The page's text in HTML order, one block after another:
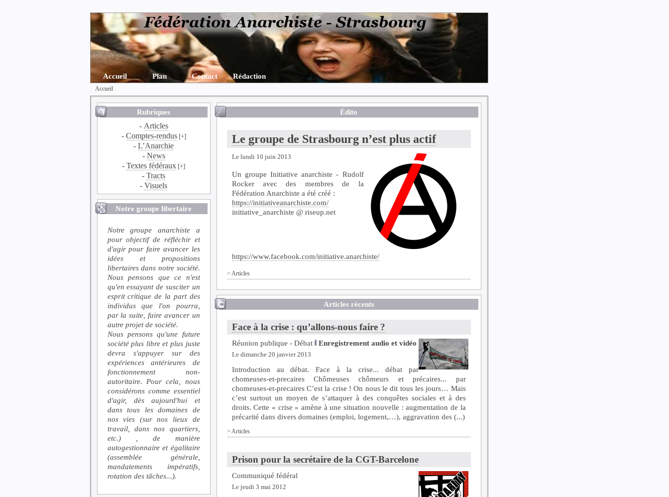
Accueil Plan Contact Rédaction
Accueil
Rubriques
- Articles
- Comptes-rendus[+]
-L’Anarchie
- News
-Textes fédéraux [+]
-Tracts
-Visuels
Notre groupe libertaire
Notre groupe anarchiste a
pour objectif de réfléchir et
d'agir pour faire avancer les
idées et propositions
libertaires dans notre société.
Nous pensons que ce n'est
qu'en essayant de susciter un
esprit critique de la part des
individus que l'on pourra,
par la suite, faire avancer un
autre projet de société.
Nous pensons qu'une future
société plus libre et plus juste
devra s'appuyer sur des
expériences antérieures de
fonctionnement non-
autoritaire. Pour cela, nous
considérons comme essentiel
d'agir, dès aujourd'hui et
dans tous les domaines de
nos vies (sur nos lieux de
travail, dans nos quartiers,
etc.) , de manière
autogestionnaire et égalitaire
(assemblée générale,
mandatements impératifs,
rotation des tâches...).
Édito
Le groupe de Strasbourg n’est plus actif
Le lundi 10 juin 2013
Un groupe Initiative anarchiste - Rudolf
Rocker avec des membres de la
Fédération Anarchiste a été créé :
https://initiativeanarchiste.com/
initiative_anarchiste @ riseup.net
https://www.facebook.com/initiative.anarchiste/
> Articles
Articles récents
Face à la crise : qu’allons-nous faire ?
Réunion publique - Débat Enregistrement audio et vidéo
Le dimanche 20 janvier 2013
Introduction au débat. Face à la crise... débat par
chomeuses-et-precaires Chômeuses chômeurs et précaires... par
chomeuses-et-precaires C’est la crise ! On nous le dit tous les jours… Mais
c’est surtout un moyen de s’attaquer à des conquêtes sociales et à des
droits. Cette « crise » amène à une situation nouvelle : augmentation de la
précarité dans divers domaines (emploi, logement,…), aggravation des (...)
> Articles
Prison pour la secrétaire de la CGT-Barcelone
Communiqué fédéral
Le jeudi 3 mai 2012